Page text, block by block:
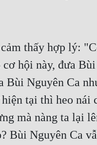
thấy hợp lý:
hội này, đưa
Bùi Nguyên Ca
tại thì heo nái
mà nàng ta lại
Bùi Nguyên Ca